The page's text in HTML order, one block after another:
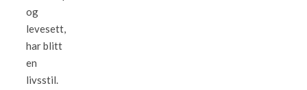
og
levesett,
har blitt
en
livsstil.